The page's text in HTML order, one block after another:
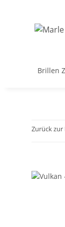
Brillen
Zurück zur